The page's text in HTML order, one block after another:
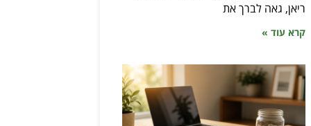
ריאן, גאה לברך את
קרא עוד »